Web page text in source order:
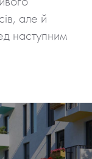
але й
наступним